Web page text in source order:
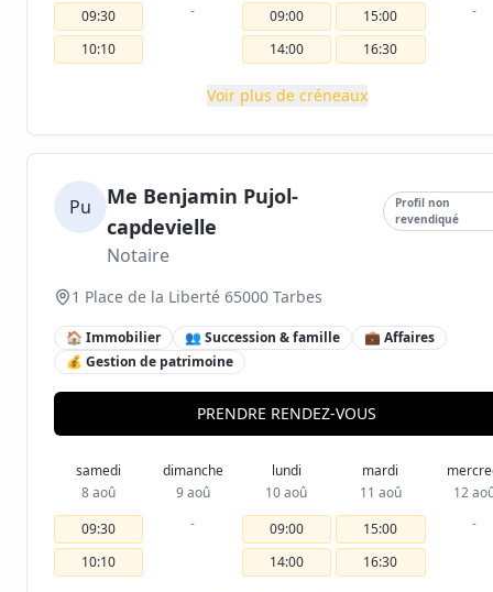
09:30
10:10
-
09:00
14:00
15:00
16:30
-
Voir plus de créneaux
Pu
Me Benjamin Pujol-
capdevielle
Profil non
revendiqué
Notaire
1 Place de la Liberté 65000 Tarbes
🏠 Immobilier 👥 Succession & famille
💼 Affaires
💰 Gestion de patrimoine
PRENDRE RENDEZ-VOUS
samedi
8 aoû
09:30
10:10
dimanche
9 aoû
-
lundi
10 aoû
09:00
14:00
mardi
11 aoû
15:00
16:30
12
-